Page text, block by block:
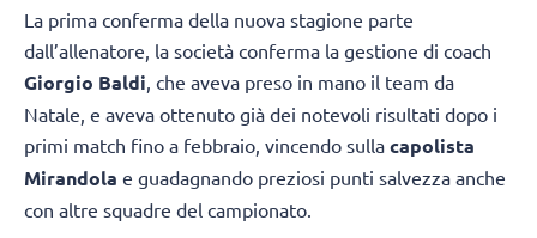
La prima conferma della nuova stagione parte
dall’allenatore, la società conferma la gestione di coach
Giorgio Baldi, che aveva preso in mano il team da
Natale, e aveva ottenuto già dei notevoli risultati dopo i
primi match fino a febbraio, vincendo sulla capolista
Mirandola e guadagnando preziosi punti salvezza anche
con altre squadre del campionato.